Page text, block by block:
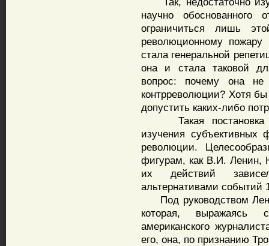
научно
ограничиться лишь
революционному
стала генеральной
она и стала таковой
вопрос: почему она
контрреволюции? Хотя
допустить каких-либо
Такая постановка
изучения субъективных
революции.
фигурам, как В.И. Ленин,
их действий
альтернативами событий
Под руководством
которая, выражаясь
американского
его, она, по признанию